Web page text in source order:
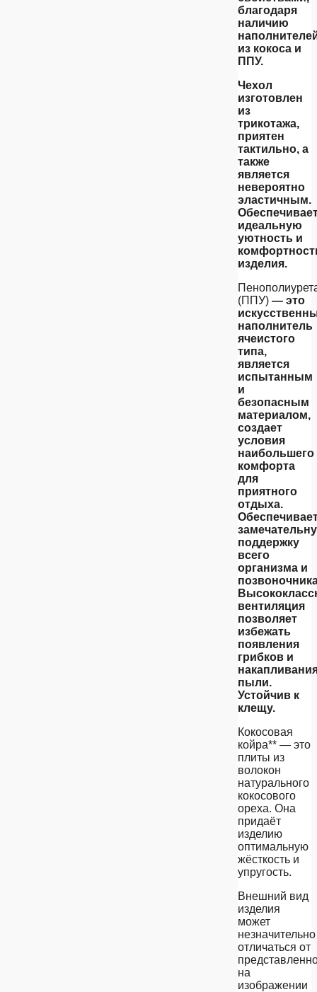
благодаря
наличию
из кокоса и
ППУ.
Чехол
изготовлен
из
трикотажа,
приятен
тактильно, а
также
является
невероятно
эластичным.
идеальную
уютность и
изделия.
(ППУ) — это
наполнитель
ячеистого
типа,
является
испытанным
и
безопасным
материалом,
создает
условия
наибольшего
комфорта
для
приятного
отдыха.
поддержку
всего
организма и
вентиляция
позволяет
избежать
появления
грибков и
пыли.
Устойчив к
клещу.
Кокосовая
койра** — это
плиты из
волокон
натурального
кокосового
ореха. Она
придаёт
изделию
оптимальную
жёсткость и
упругость.
Внешний вид
изделия
может
незначительно
отличаться от
на
изображении